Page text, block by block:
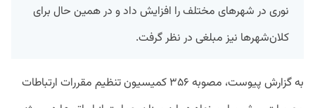
نوری در شهرهای مختلف را افزایش داد و در همین حال برای
کلان‌شهرها نیز مبلغی در نظر گرفت.
به گزارش پیوست، مصوبه ۳۵۶ کمیسیون تنظیم مقررات ارتباطات